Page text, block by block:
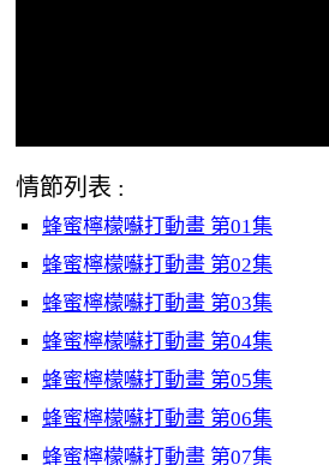
情節列表 :
蜂蜜檸檬囌打動畫 第01集
蜂蜜檸檬囌打動畫 第02集
蜂蜜檸檬囌打動畫 第03集
蜂蜜檸檬囌打動畫 第04集
蜂蜜檸檬囌打動畫 第05集
蜂蜜檸檬囌打動畫 第06集
蜂蜜檸檬囌打動畫 第07集